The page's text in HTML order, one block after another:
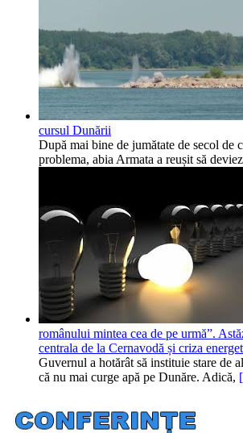
cursul Dunării
După mai bine de jumătate de secol de
problema, abia Armata a reușit să
românului mintea cea de pe urmă”.
centrala de la Cernavodă și criza
Guvernul a hotărât să instituie stare de
că nu mai curge apă pe Dunăre. Adică,